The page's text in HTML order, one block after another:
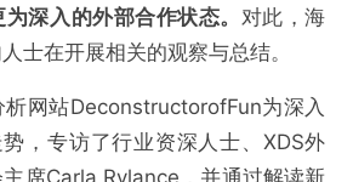
深入的外部合作状态。 对此，海
士在开展相关的观察与总结。
析网站DeconstructorofFun为深入
势，专访了行业资深人士、XDS外